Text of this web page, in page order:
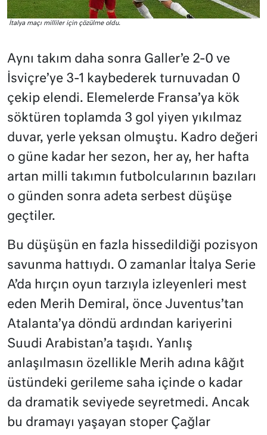
İtalya maçı milliler için çözülme oldu.
Aynı takım daha sonra Galler’e 2-0 ve
İsviçre’ye 3-1 kaybederek turnuvadan 0
çekip elendi. Elemelerde Fransa’ya kök
söktüren toplamda 3 gol yiyen yıkılmaz
duvar, yerle yeksan olmuştu. Kadro değeri
o güne kadar her sezon, her ay, her hafta
artan milli takımın futbolcularının bazıları
o günden sonra adeta serbest düşüşe
geçtiler.
Bu düşüşün en fazla hissedildiği pozisyon
savunma hattıydı. O zamanlar İtalya Serie
A’da hırçın oyun tarzıyla izleyenleri mest
eden Merih Demiral, önce Juventus’tan
Atalanta’ya döndü ardından kariyerini
Suudi Arabistan’a taşıdı. Yanlış
anlaşılmasın özellikle Merih adına kâğıt
üstündeki gerileme saha içinde o kadar
da dramatik seviyede seyretmedi. Ancak
bu dramayı yaşayan stoper Çağlar